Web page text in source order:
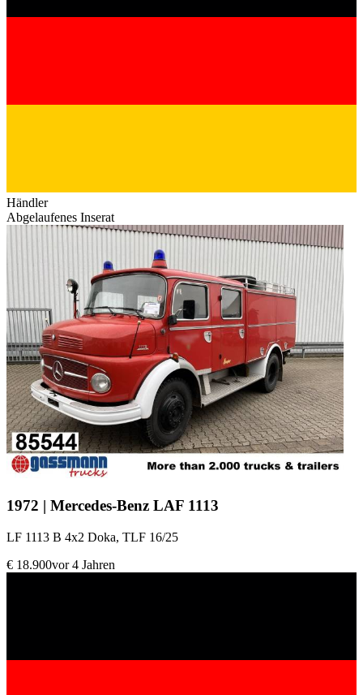
Händler
Abgelaufenes Inserat
1972 | Mercedes-Benz LAF 1113
LF 1113 B 4x2 Doka, TLF 16/25
€ 18.900vor 4 Jahren